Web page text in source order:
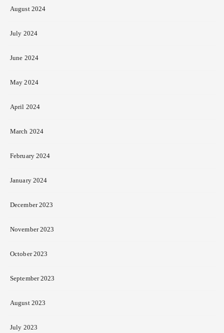
August 2024
July 2024
June 2024
May 2024
April 2024
March 2024
February 2024
January 2024
December 2023
November 2023
October 2023
September 2023
August 2023
July 2023